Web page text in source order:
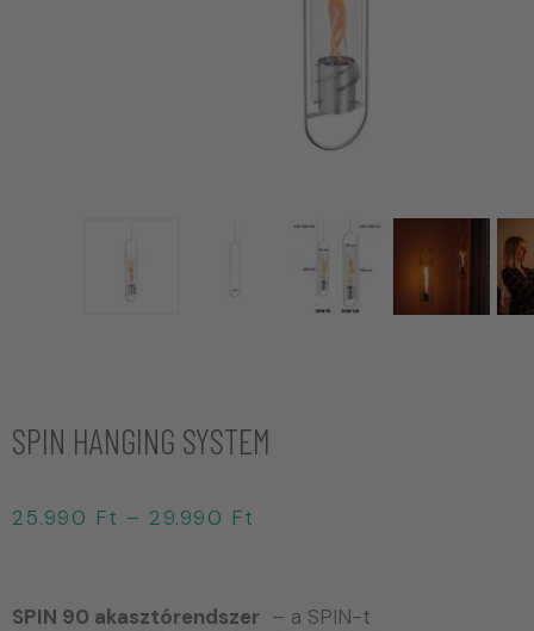
SPIN HANGING SYSTEM
25.990 Ft – 29.990 Ft
SPIN 90 akasztórendszer – a SPIN-t